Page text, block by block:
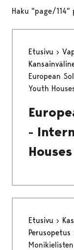
Haku "page/
Etusivu
European
Youth
-
Etusivu
Perusopetus